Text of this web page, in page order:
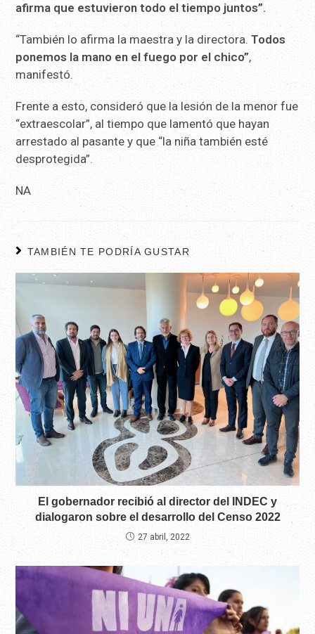
afirma que estuvieron todo el tiempo juntos”.
“También lo afirma la maestra y la directora.Todos
ponemos la mano en el fuego por el chico”,
manifestó.
Frente a esto, consideró que la lesión de la menor fue
“extraescolar”, al tiempo que lamentó que hayan
arrestado al pasante y que “la niña también esté
desprotegida”.
NA
TAMBIÉN TE PODRÍA GUSTAR
El gobernador recibió al director del INDEC y
dialogaron sobre el desarrollo del Censo 2022
27 abril, 2022